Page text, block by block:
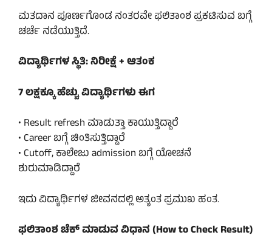
ಮತದಾನ ಪೂರ್ಣಗೊಂಡ ನಂತರವೇ ಫಲಿತಾಂಶ ಪ್ರಕಟಿಸುವ ಬಗ್ಗೆ
ಚರ್ಚೆ ನಡೆಯುತ್ತಿದೆ.
ವಿದ್ಯಾರ್ಥಿಗಳ ಸ್ಥಿತಿ: ನಿರೀಕ್ಷೆ + ಆತಂಕ
7 ಲಕ್ಷಕ್ಕೂ ಹೆಚ್ಚು ವಿದ್ಯಾರ್ಥಿಗಳು ಈಗ
• Result refresh ಮಾಡುತ್ತಾ ಕಾಯುತ್ತಿದ್ದಾರೆ
• Career ಬಗ್ಗೆ ಚಿಂತಿಸುತ್ತಿದ್ದಾರೆ
• Cutoff, ಕಾಲೇಜು admission ಬಗ್ಗೆ ಯೋಚನೆ
ಶುರುಮಾಡಿದ್ದಾರೆ
ಇದು ವಿದ್ಯಾರ್ಥಿಗಳ ಜೀವನದಲ್ಲಿ ಅತ್ಯಂತ ಪ್ರಮುಖ ಹಂತ.
ಫಲಿತಾಂಶ ಚೆಕ್ ಮಾಡುವ ವಿಧಾನ (How to Check Result)